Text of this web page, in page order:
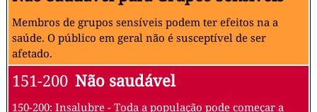
Membros de grupos sensíveis podem ter efeitos na a
saúde. O público em geral não é susceptível de ser
afetado.
151-200 Não saudável
150-200: Insalubre - Toda a população pode começar a